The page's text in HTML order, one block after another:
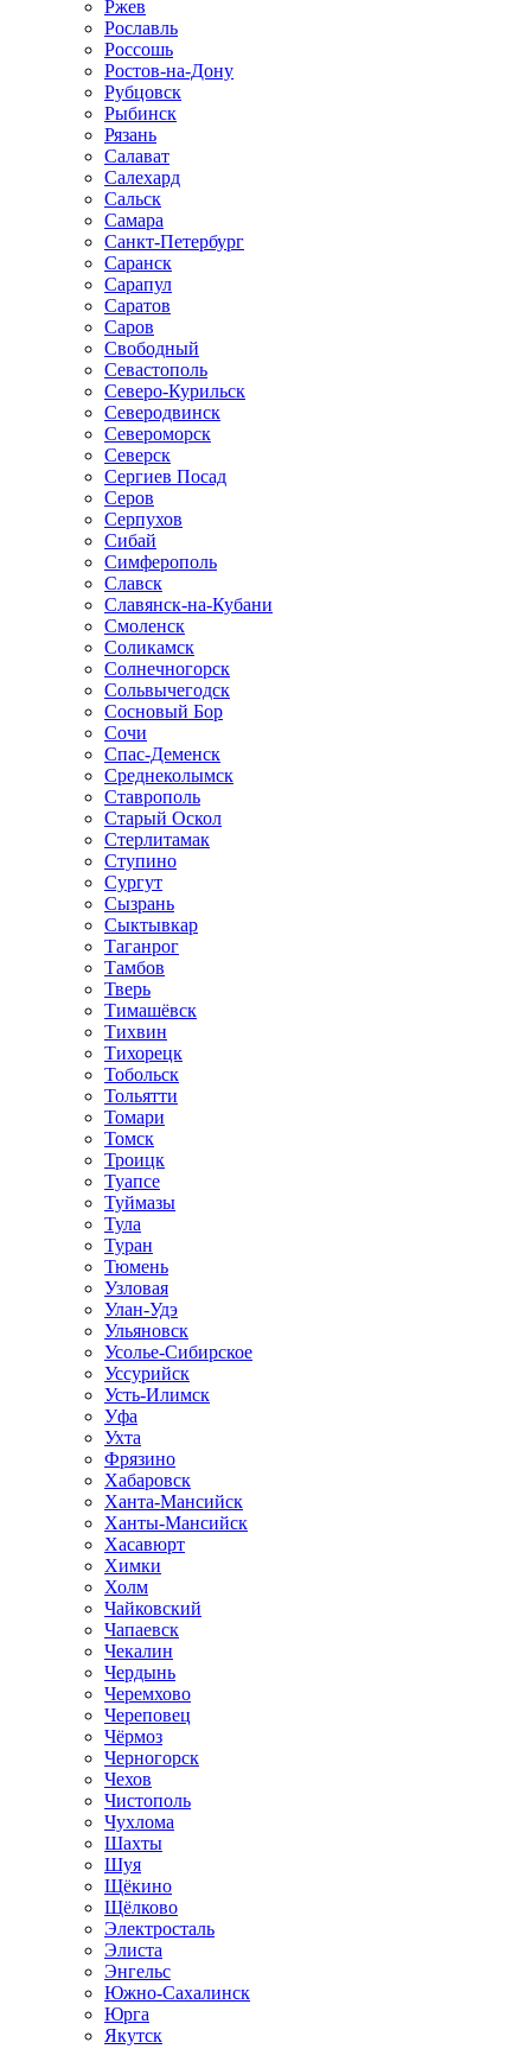
Ржев
Рославль
Россошь
Ростов-на-Дону
Рубцовск
Рыбинск
Рязань
Салават
Салехард
Сальск
Самара
Санкт-Петербург
Саранск
Сарапул
Саратов
Саров
Свободный
Севастополь
Северо-Курильск
Северодвинск
Североморск
Северск
Сергиев Посад
Серов
Серпухов
Сибай
Симферополь
Славск
Славянск-на-Кубани
Смоленск
Соликамск
Солнечногорск
Сольвычегодск
Сосновый Бор
Сочи
Спас-Деменск
Среднеколымск
Ставрополь
Старый Оскол
Стерлитамак
Ступино
Сургут
Сызрань
Сыктывкар
Таганрог
Тамбов
Тверь
Тимашёвск
Тихвин
Тихорецк
Тобольск
Тольятти
Томари
Томск
Троицк
Туапсе
Туймазы
Тула
Туран
Тюмень
Узловая
Улан-Удэ
Ульяновск
Усолье-Сибирское
Уссурийск
Усть-Илимск
Уфа
Ухта
Фрязино
Хабаровск
Ханта-Мансийск
Ханты-Мансийск
Хасавюрт
Химки
Холм
Чайковский
Чапаевск
Чекалин
Чердынь
Черемхово
Череповец
Чёрмоз
Черногорск
Чехов
Чистополь
Чухлома
Шахты
Шуя
Щёкино
Щёлково
Электросталь
Элиста
Энгельс
Южно-Сахалинск
Юрга
Якутск